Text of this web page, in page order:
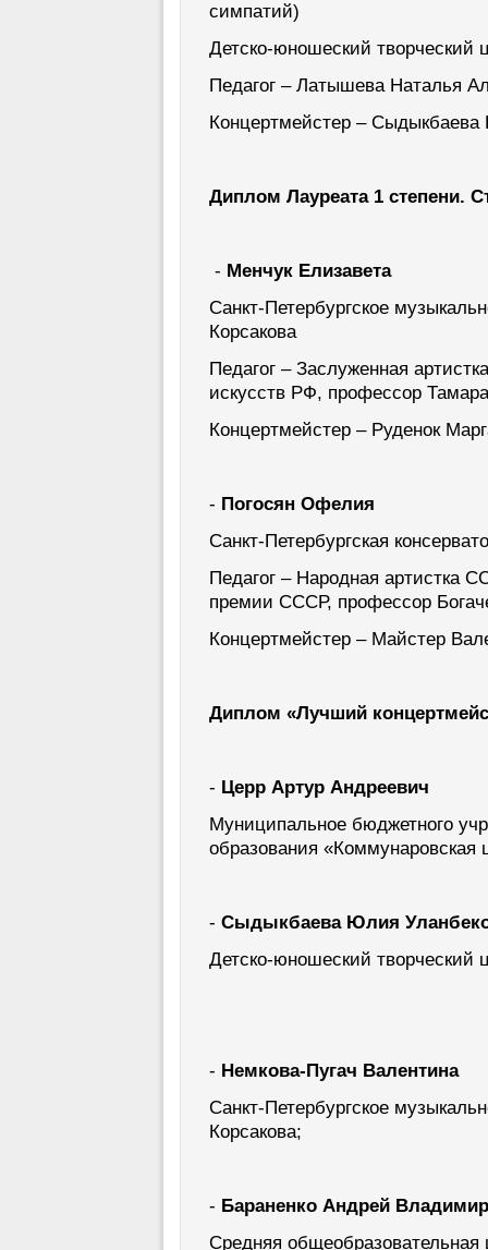
симпатий)
Детско-юношеский творческий
Педагог – Латышева Наталья
Концертмейстер –
Диплом Лауреата 1 степени.
- Менчук Елизавета
Санкт-Петербургское
Корсакова
Педагог – Заслуженная
искусств РФ, профессор
Концертмейстер – Руденок
- Погосян Офелия
Санкт-Петербургская
Педагог – Народная артистка
премии СССР, профессор
Концертмейстер – Майстер
Диплом «Лучший
- Церр Артур Андреевич
Муниципальное бюджетного
образования «Коммунаровская
- Сыдыкбаева Юлия
Детско-юношеский творческий
- Немкова-Пугач Валентина
Санкт-Петербургское
Корсакова;
- Бараненко Андрей
Средняя